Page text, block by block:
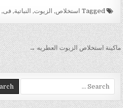
Tagged استخلاص, الزيوت, النباتية,فى,
تصفّح المقالات
ماكينة استخلاص الزيوت العطريه →
Search for: